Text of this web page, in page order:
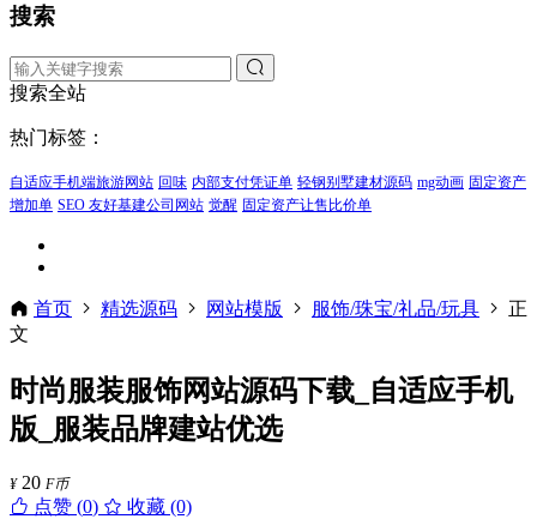
搜索
搜索全站
热门标签：
自适应手机端旅游网站 回味 内部支付凭证单 轻钢别墅建材源码 mg动画 固定资产
增加单 SEO 友好基建公司网站 觉醒 固定资产让售比价单
首页 精选源码 网站模版 服饰/珠宝/礼品/玩具
正
文
时尚服装服饰网站源码下载_自适应手机
版_服装品牌建站优选
¥ 20 F币
点赞 (0)
收藏 (0)